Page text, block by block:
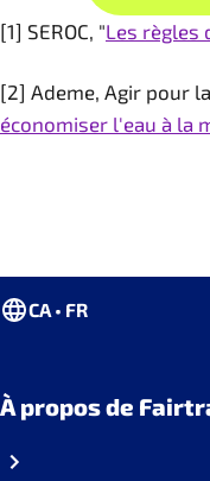
[1] SEROC, "Les règles
[2] Ademe, Agir pour
économiser l'eau à la
CA • FR
À propos de